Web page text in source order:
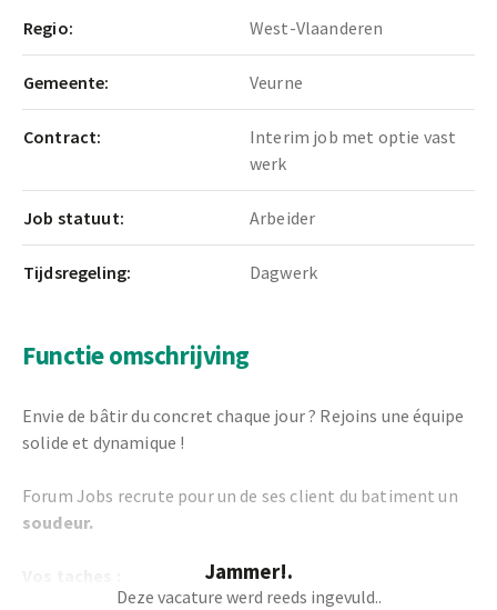
Regio: West-Vlaanderen
Gemeente: Veurne
Contract:
Interim job met optie vast
werk
Job statuut: Arbeider
Tijdsregeling: Dagwerk
Functie omschrijving
Envie de bâtir du concret chaque jour ? Rejoins une équipe
solide et dynamique !
Forum Jobs recrute pour un de ses client du batiment un
soudeur.
Jammer!.
Deze vacature werd reeds ingevuld..